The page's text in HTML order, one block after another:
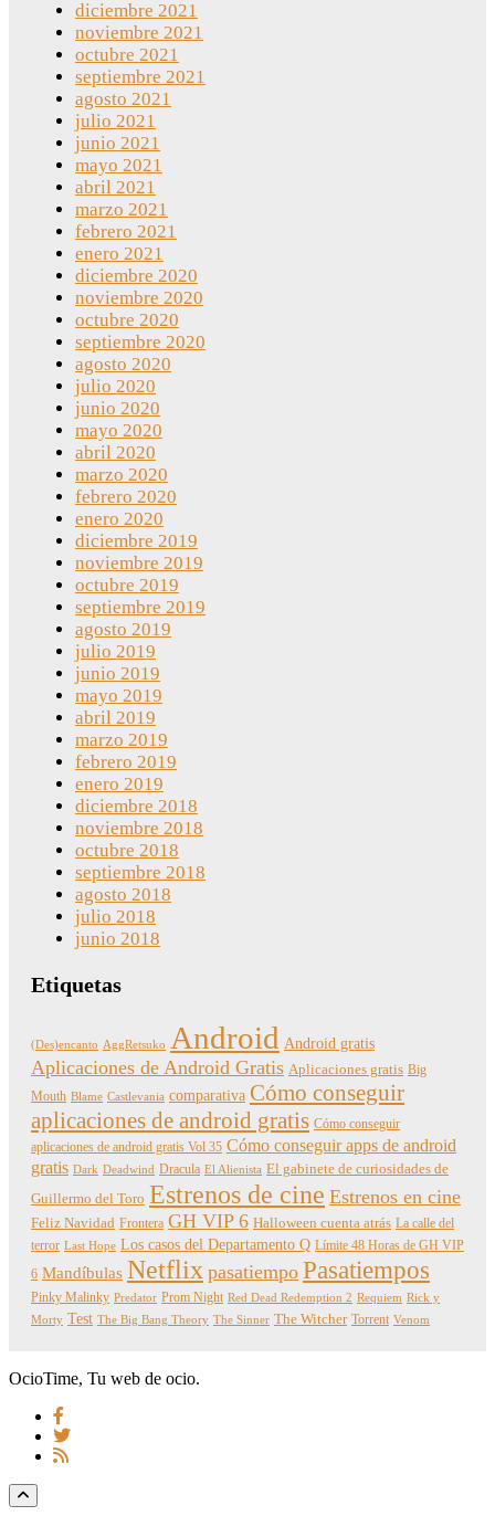
diciembre 2021
noviembre 2021
octubre 2021
septiembre 2021
agosto 2021
julio 2021
junio 2021
mayo 2021
abril 2021
marzo 2021
febrero 2021
enero 2021
diciembre 2020
noviembre 2020
octubre 2020
septiembre 2020
agosto 2020
julio 2020
junio 2020
mayo 2020
abril 2020
marzo 2020
febrero 2020
enero 2020
diciembre 2019
noviembre 2019
octubre 2019
septiembre 2019
agosto 2019
julio 2019
junio 2019
mayo 2019
abril 2019
marzo 2019
febrero 2019
enero 2019
diciembre 2018
noviembre 2018
octubre 2018
septiembre 2018
agosto 2018
julio 2018
junio 2018
Etiquetas
(Des)encanto AggRetsuko Android Android gratis
Aplicaciones de Android Gratis Aplicaciones gratis Big
Mouth Blame Castlevania comparativa Cómo conseguir
aplicaciones de android gratis Cómo conseguir
aplicaciones de android gratis Vol 35 Cómo conseguir apps de android
gratis Dark Deadwind Dracula El Alienista El gabinete de curiosidades de
Guillermo del Toro Estrenos de cine Estrenos en cine
Feliz Navidad Frontera GH VIP 6 Halloween cuenta atrás La calle del
terror Last Hope Los casos del Departamento Q Límite 48 Horas de GH VIP
6 Mandíbulas Netflix pasatiempo Pasatiempos
Pinky Malinky Predator Prom Night Red Dead Redemption 2 Requiem Rick y
Morty Test The Big Bang Theory The Sinner The Witcher Torrent Venom
OcioTime, Tu web de ocio.